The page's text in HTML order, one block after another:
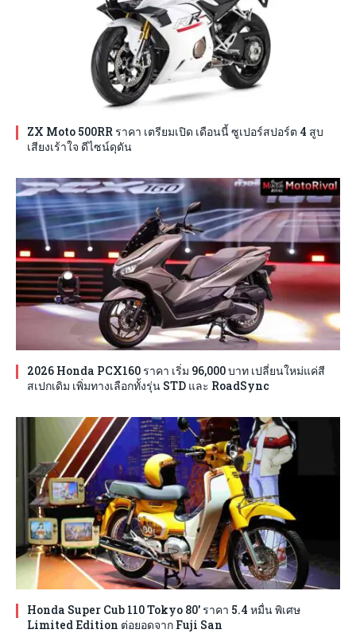
ZX Moto 500RR ราคา เตรียมเปิด เดือนนี้ ซูเปอร์สปอร์ต 4 สูบ
เสียงเร้าใจ ดีไซน์ดุดัน
2026 Honda PCX160 ราคา เริ่ม 96,000 บาท เปลี่ยนใหม่แค่สี
สเปกเดิม เพิ่มทางเลือกทั้งรุ่น STD และ RoadSync
Honda Super Cub 110 Tokyo 80′ ราคา 5.4 หมื่น พิเศษ
Limited Edition ต่อยอดจาก Fuji San